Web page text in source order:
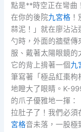
點是**時空正在彎曲
在你的後院九宮格
蒜泥！」就在廖沾沾
勺時，外面的牆壁
服、戴著太陽眼鏡的
它的背上揹著一個九
筆寫著「極品紅棗
地瞪大了眼睛。K-
的爪子優雅地一揮
拉肚子了！我們必須
宮格音未落，一股極